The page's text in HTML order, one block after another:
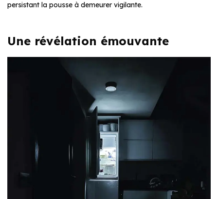
persistant la pousse à demeurer vigilante.
Une révélation émouvante